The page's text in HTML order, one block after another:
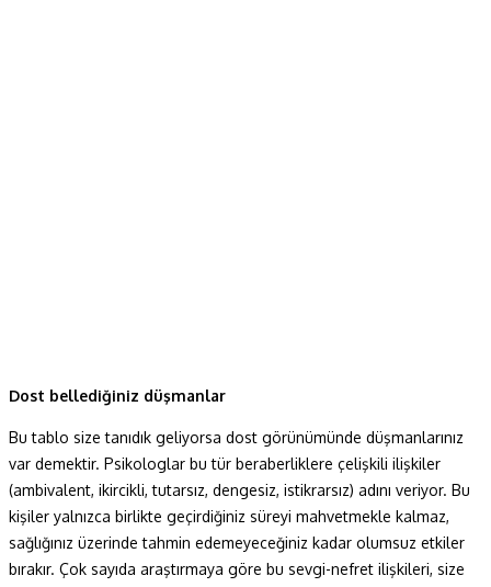
Dost bellediğiniz düşmanlar
Bu tablo size tanıdık geliyorsa dost görünümünde düşmanlarınız
var demektir. Psikologlar bu tür beraberliklere çelişkili ilişkiler
(ambivalent, ikircikli, tutarsız, dengesiz, istikrarsız) adını veriyor. Bu
kişiler yalnızca birlikte geçirdiğiniz süreyi mahvetmekle kalmaz,
sağlığınız üzerinde tahmin edemeyeceğiniz kadar olumsuz etkiler
bırakır. Çok sayıda araştırmaya göre bu sevgi-nefret ilişkileri, size